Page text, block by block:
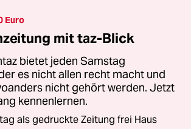
Euro
mit taz-Blick
bietet jeden Samstag
es nicht allen recht macht und
nicht gehört werden. Jetzt
kennenlernen.
als gedruckte Zeitung frei Haus